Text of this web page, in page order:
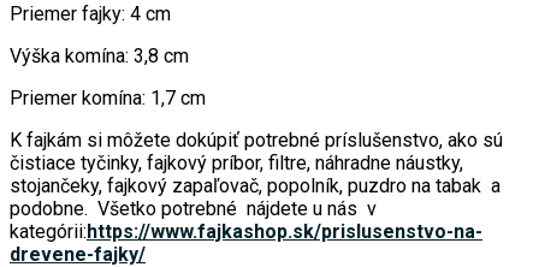
Priemer fajky: 4 cm
Výška komína: 3,8 cm
Priemer komína: 1,7 cm
K fajkám si môžete dokúpiť potrebné príslušenstvo, ako sú
čistiace tyčinky, fajkový príbor, filtre, náhradne náustky,
stojančeky, fajkový zapaľovač, popolník, puzdro na tabak a
podobne. Všetko potrebné nájdete u nás v
kategórii:https://www.fajkashop.sk/prislusenstvo-na-
drevene-fajky/